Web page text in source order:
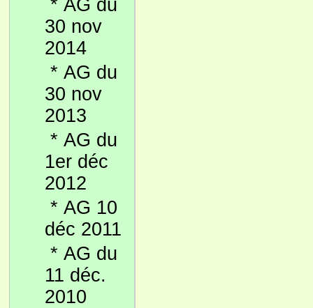
* AG du
30 nov
2014
* AG du
30 nov
2013
* AG du
1er déc
2012
* AG 10
déc 2011
* AG du
11 déc.
2010